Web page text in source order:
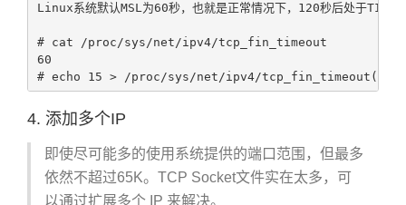
Linux系统默认MSL为60秒，也就是正常情况下，120秒后处于
# cat /proc/sys/net/ipv4/tcp_fin_timeout
60
# echo 15 > /proc/sys/net/ipv4/tcp_fin_timeout(最大
4. 添加多个IP
即使尽可能多的使用系统提供的端口范围，但最多
依然不超过65K。TCP Socket文件实在太多，可
以通过扩展多个 IP 来解决。